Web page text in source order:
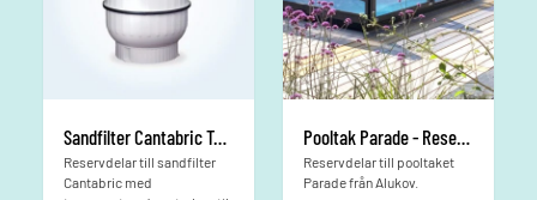
Sandfilter Cantabric Toppmonterad - Reservdelar
Reservdelar till sandfilter
Cantabric med
Pooltak Parade - Reservdelar
Reservdelar till pooltaket
Parade från Alukov.